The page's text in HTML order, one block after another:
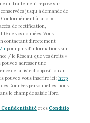
du traitement repose sur
jusqu'à demande de
Conformément à la loi «
de rectification,
de vos données. Vous
contactant directement
frpour plus d’informations sur
/ le Réseau, que vos droits «
pouvez adresser une
de la liste d'opposition au
pouvez vous inscrire ici :http
des Données personnelles, nous
le champ de saisie libre.
Confidentialitéet esConditio